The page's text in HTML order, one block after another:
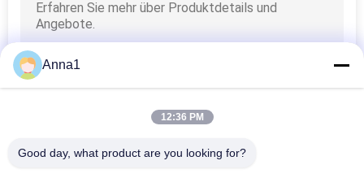
Selbstblatt-
Sicherung
Anna1
12:36 PM
Good day, what product are you looking for?